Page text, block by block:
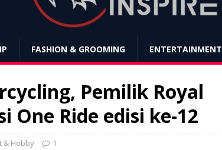
FASHION & GROOMING ENTERTAINMENT
Pemilik Royal
One Ride edisi ke-12
& Hobby 1